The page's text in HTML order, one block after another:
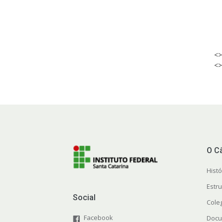
<>
<>
Social
Facebook
O